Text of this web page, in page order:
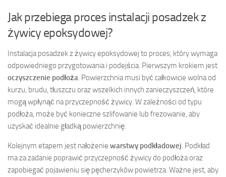
Jak przebiega proces instalacji posadzek z
żywicy epoksydowej?
Instalacja posadzek z żywicy epoksydowej to proces, który wymaga
odpowiedniego przygotowania i podejścia. Pierwszym krokiem jest
oczyszczenie podłoża. Powierzchnia musi być całkowicie wolna od
kurzu, brudu, tłuszczu oraz wszelkich innych zanieczyszczeń, które
mogą wpłynąć na przyczepność żywicy. W zależności od typu
podłoża, może być konieczne szlifowanie lub frezowanie, aby
uzyskać idealnie gładką powierzchnię.
Kolejnym etapem jest nałożenie warstwy podkładowej. Podkład
ma za zadanie poprawić przyczepność żywicy do podłoża oraz
zapobiegać pojawieniu się pęcherzyków powietrza. Ważne jest, aby